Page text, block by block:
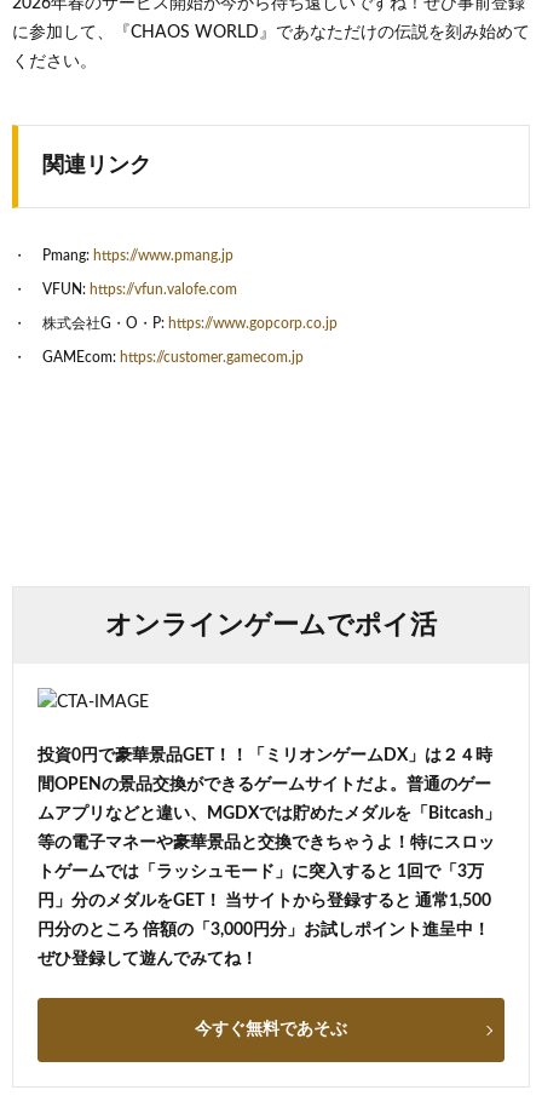
2026年春のサービス開始が今から待ち遠しいですね！ぜひ事前登録
に参加して、『CHAOS WORLD』であなただけの伝説を刻み始めて
ください。
関連リンク
Pmang: https://www.pmang.jp
VFUN: https://vfun.valofe.com
株式会社G・O・P: https://www.gopcorp.co.jp
GAMEcom: https://customer.gamecom.jp
オンラインゲームでポイ活
投資0円で豪華景品GET！！「ミリオンゲームDX」は２４時
間OPENの景品交換ができるゲームサイトだよ。普通のゲー
ムアプリなどと違い、MGDXでは貯めたメダルを「Bitcash」
等の電子マネーや豪華景品と交換できちゃうよ！特にスロッ
トゲームでは「ラッシュモード」に突入すると 1回で「3万
円」分のメダルをGET！ 当サイトから登録すると 通常1,500
円分のところ 倍額の「3,000円分」お試しポイント進呈中！
ぜひ登録して遊んでみてね！
今すぐ無料であそぶ